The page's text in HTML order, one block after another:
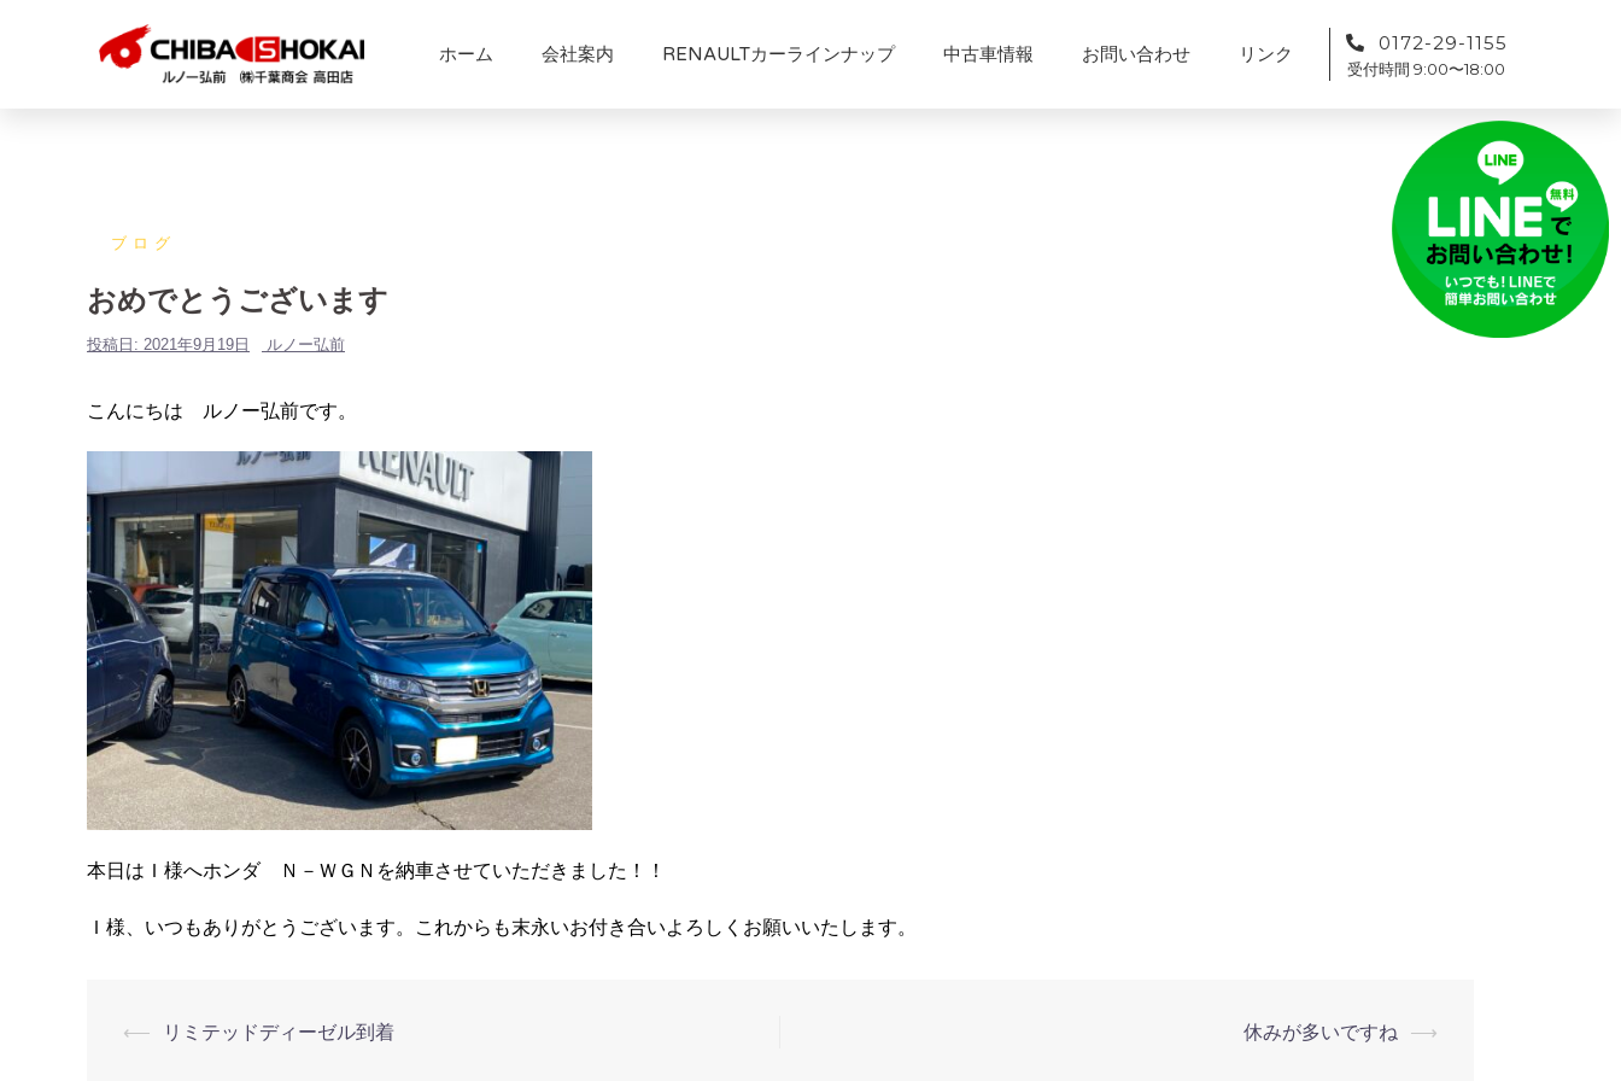
ホーム 会社案内 RENAULTカーラインナップ 中古車情報 お問い合わせ リンク 0172-29-1155
受付時間 9:00〜18:00
ブログ
おめでとうございます
投稿日: 2021年9月19日 ルノー弘前
こんにちは ルノー弘前です。
本日はＩ様へホンダ Ｎ－ＷＧＮを納車させていただきました！！
Ｉ様、いつもありがとうございます。これからも末永いお付き合いよろしくお願いいたします。
⟵ リミテッドディーゼル到着 休みが多いですね ⟶